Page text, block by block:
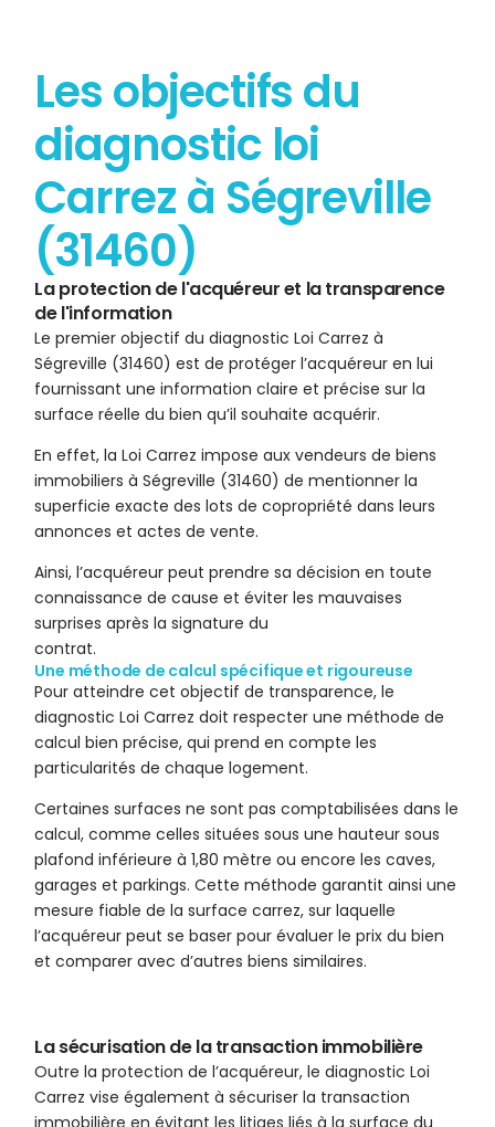
Les objectifs du
diagnostic loi
Carrez à Ségreville
(31460)
La protection de l'acquéreur et la transparence
de l'information
Le premier objectif du diagnostic Loi Carrez à
Ségreville (31460) est de protéger l’acquéreur en lui
fournissant une information claire et précise sur la
surface réelle du bien qu’il souhaite acquérir.
En effet, la Loi Carrez impose aux vendeurs de biens
immobiliers à Ségreville (31460) de mentionner la
superficie exacte des lots de copropriété dans leurs
annonces et actes de vente.
Ainsi, l’acquéreur peut prendre sa décision en toute
connaissance de cause et éviter les mauvaises
surprises après la signature du
contrat.
Une méthode de calcul spécifique et rigoureuse
Pour atteindre cet objectif de transparence, le
diagnostic Loi Carrez doit respecter une méthode de
calcul bien précise, qui prend en compte les
particularités de chaque logement.
Certaines surfaces ne sont pas comptabilisées dans le
calcul, comme celles situées sous une hauteur sous
plafond inférieure à 1,80 mètre ou encore les caves,
garages et parkings. Cette méthode garantit ainsi une
mesure fiable de la surface carrez, sur laquelle
l’acquéreur peut se baser pour évaluer le prix du bien
et comparer avec d’autres biens similaires.
La sécurisation de la transaction immobilière
Outre la protection de l’acquéreur, le diagnostic Loi
Carrez vise également à sécuriser la transaction